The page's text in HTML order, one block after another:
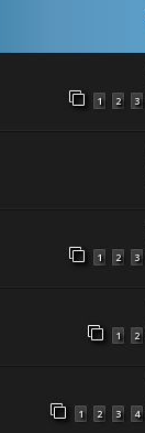
1 2 3
1 2 3
1 2
1 2 3 4